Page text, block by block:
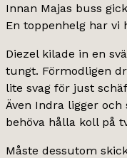
Innan Majas buss
En toppenhelg har vi
Diezel kilade in en
tungt. Förmodligen
lite svag för just
Även Indra ligger
behöva hålla koll på
Måste dessutom